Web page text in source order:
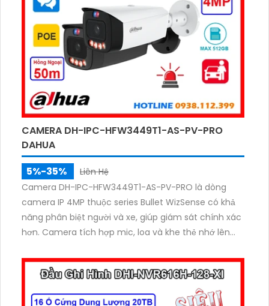
CAMERA DH-IPC-HFW3449T1-AS-PV-PRO
DAHUA
5%-35%
Liên Hệ
Camera DH-IPC-HFW3449T1-AS-PV-PRO là dòng
camera IP 4MP thuộc series Bullet WizSense có khả
năng phân biệt người và xe, giúp giám sát chính xác
hơn. Camera tích hợp mic, loa và khe thẻ nhớ lên
báo xanh đỏ. Với thiết kế bền bỉ, camera phù hợp lắp
đặt trong nhiều môi trường khác nhau.